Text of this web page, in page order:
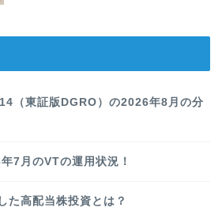
（東証版DGRO）の2026年8月の分
7月のVTの運用状況！
た高配当株投資とは？